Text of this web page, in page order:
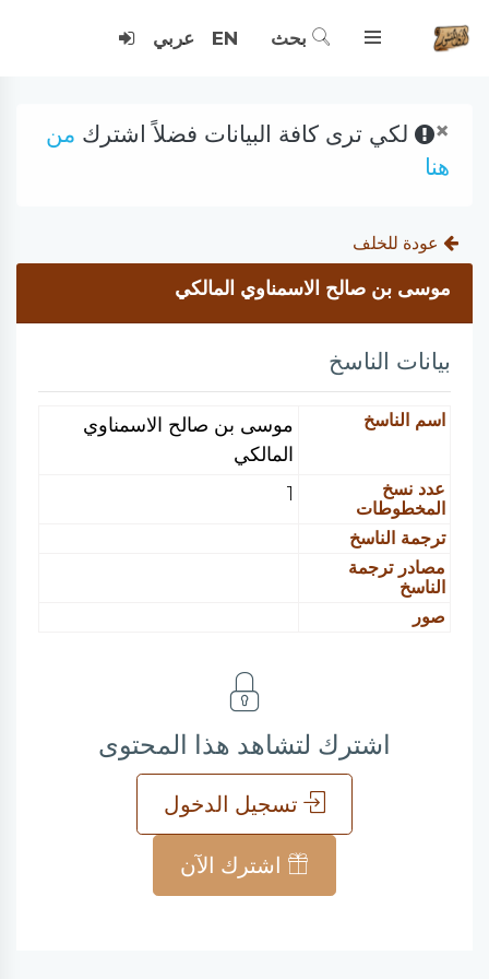
بحث EN عربي
× لكي ترى كافة البيانات فضلاً اشترك من
هنا
عودة للخلف
موسى بن صالح الاسمناوي المالكي
بيانات الناسخ
اسم الناسخ
موسى بن صالح الاسمناوي
المالكي
عدد نسخ
المخطوطات
1
ترجمة الناسخ
مصادر ترجمة
الناسخ
صور
اشترك لتشاهد هذا المحتوى
تسجيل الدخول
اشترك الآن